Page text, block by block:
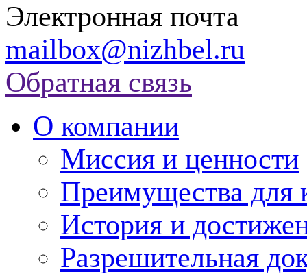
Электронная почта
mailbox@nizhbel.ru
Обратная связь
О компании
Миссия и ценности
Преимущества для
История и
Разрешительная